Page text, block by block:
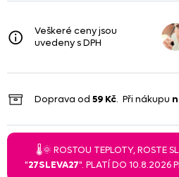
Veškeré ceny jsou
uvedeny s DPH
Doprava od 59 Kč. Při nákupu
🌡️🌞 ROSTOU TEPLOTY, ROSTE
"27SLEVA27". PLATÍ DO 10.8.2026